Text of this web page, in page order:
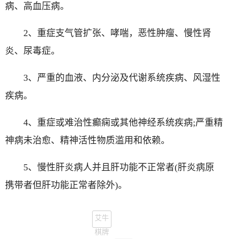
病、高血压病。
2、重症支气管扩张、哮喘，恶性肿瘤、慢性肾
炎、尿毒症。
3、严重的血液、内分泌及代谢系统疾病、风湿性
疾病。
4、重症或难治性癫痫或其他神经系统疾病;严重精
神病未治愈、精神活性物质滥用和依赖。
5、慢性肝炎病人并且肝功能不正常者(肝炎病原
携带者但肝功能正常者除外)。
艾牛
棋牌